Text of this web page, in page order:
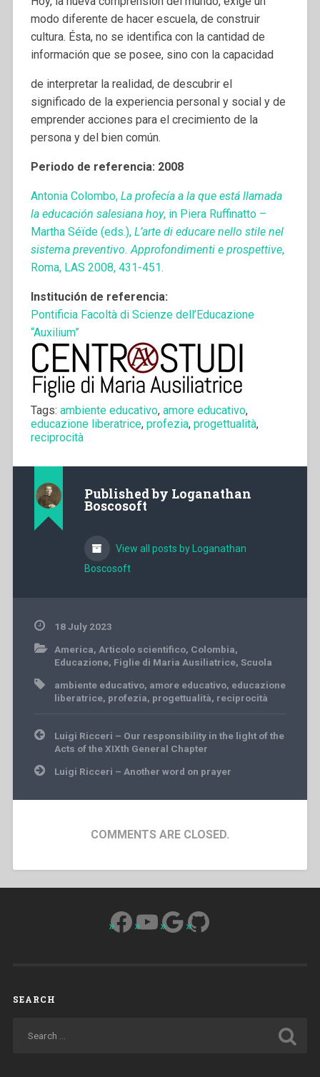
modo diferente de hacer escuela, de construir
cultura. Ésta, no se identifica con la cantidad de
información que se posee, sino con la capacidad
de interpretar la realidad, de descubrir el
significado de la experiencia personal y social y de
emprender acciones para el crecimiento de la
persona y del bien común.
Periodo de referencia: 2008
Antonia Colombo, La profecía a la que estállamada
la educación salesiana hoy, in Piera Ruffinatto –
Martha Séïde (eds.), L’arte di educare nello stile nel
sistema preventivo. Approfondimenti e prospettive,
Roma, LAS 2008, 431-451.
Institución de referencia:
Pontificia Facoltà di Scienze dell’Educazione
“Auxilium”
Tags: ambiente educativo, amore educativo,
educazione liberatrice, profezia, progettualità,
reciprocità
Published by Loganathan
Boscosoft
View all posts by Loganathan
Boscosoft
18 July 2023
America, Articolo scientifico, Colombia,
Educazione, Figlie di Maria Ausiliatrice, Scuola
ambiente educativo, amore educativo, educazione
liberatrice, profezia, progettualità, reciprocità
Post
navigation
Luigi Ricceri – Our responsibility in the light of the
Acts of the XIXth General Chapter
Luigi Ricceri – Another word on prayer
COMMENTS ARE CLOSED.
Facebook
YouTube
Google
GitHub
SEARCH